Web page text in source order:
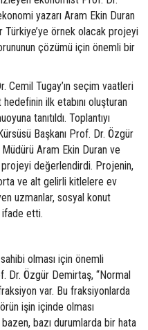
yazarı Aram Ekin Duran
örnek olacak projeyi
çözümü için önemli bir
Cemil Tugay’ın seçim vaatleri
ilk etabını oluşturan
tanıtıldı. Toplantıyı
Başkanı Prof. Dr. Özgür
Aram Ekin Duran ve
değerlendirdi. Projenin,
ve alt gelirli kitlelere ev
uzmanlar, sosyal konut
ifade etti.
olması için önemli
Dr. Özgür Demirtaş, “Normal
var. Bu fraksiyonlarda
işin içinde olması
bazı durumlarda bir hata